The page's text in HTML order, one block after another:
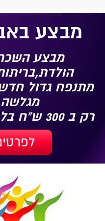
מבצע
מבצע
מתנפח גדול
מגלשה 3.5/3/
רק ב 300 ש"ח בלבד